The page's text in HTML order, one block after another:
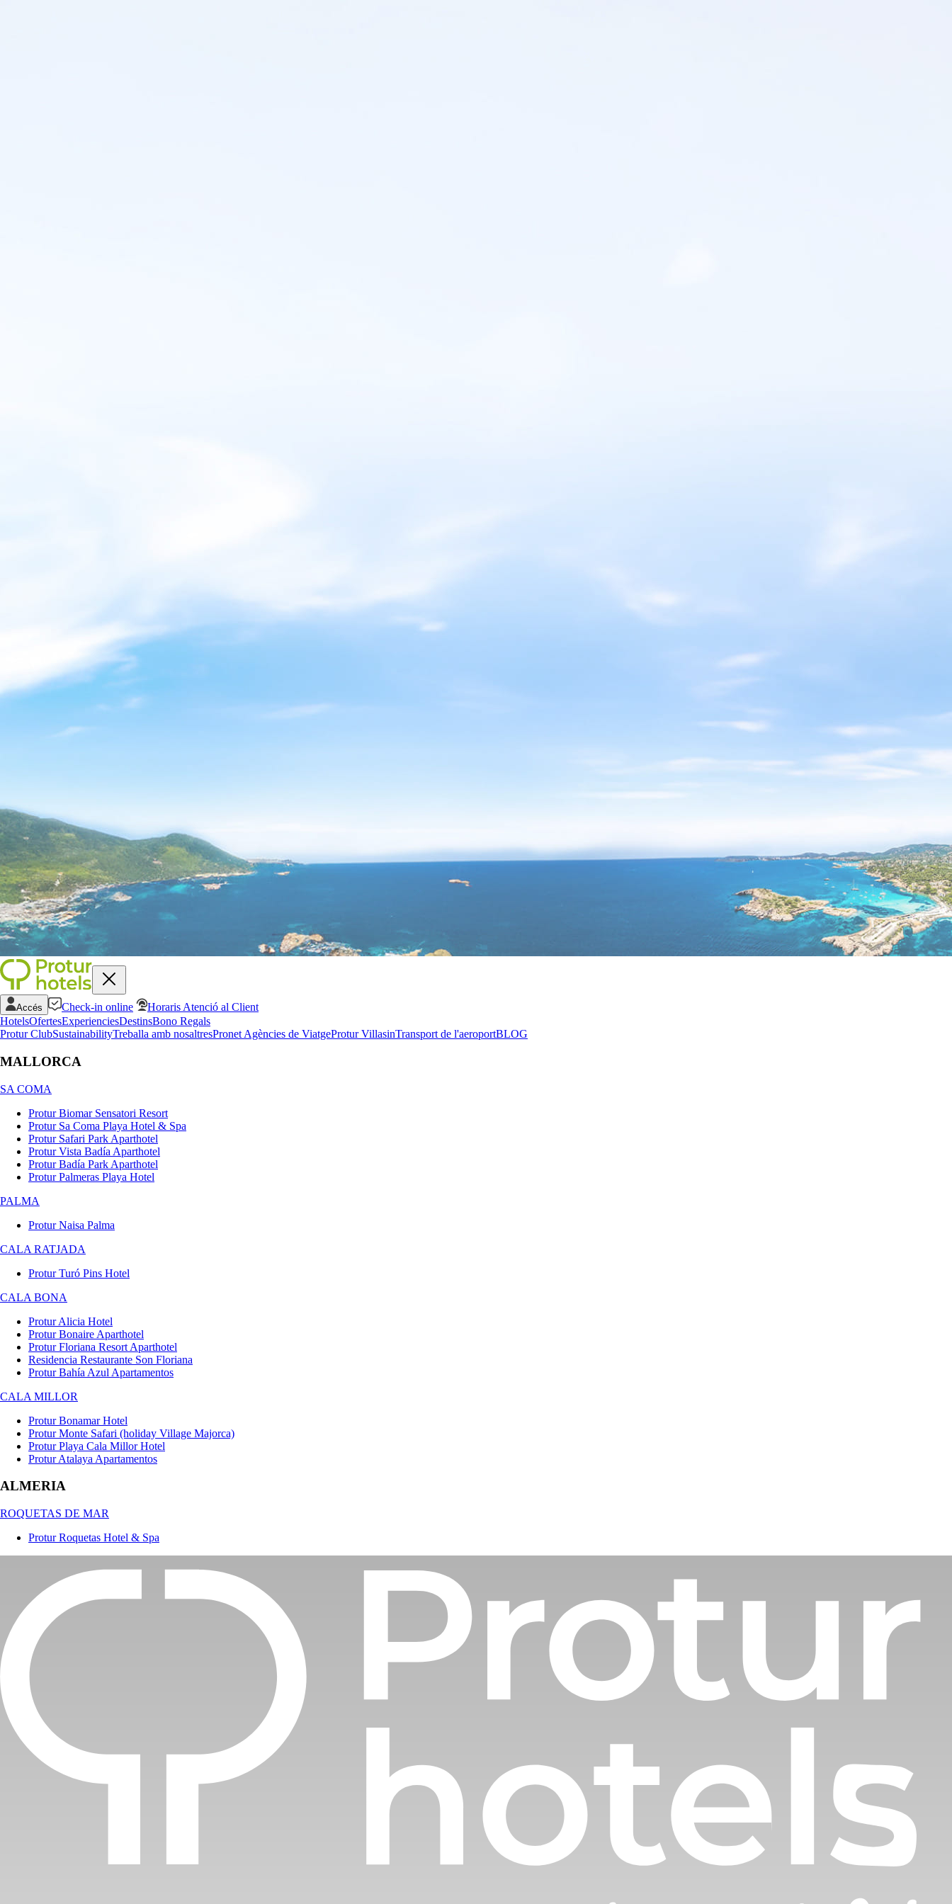
Accés Check-in online
Horaris Atenció al Client
HotelsOfertesExperienciesDestinsBono Regals
Protur ClubSustainabilityTreballa amb nosaltresPronet Agències de ViatgeProtur VillasinTransport de l'aeroportBLOG
MALLORCA
SA COMA
Protur Biomar Sensatori Resort
Protur Sa Coma Playa Hotel & Spa
Protur Safari Park Aparthotel
Protur Vista Badía Aparthotel
Protur Badía Park Aparthotel
Protur Palmeras Playa Hotel
PALMA
Protur Naisa Palma
CALA RATJADA
Protur Turó Pins Hotel
CALA BONA
Protur Alicia Hotel
Protur Bonaire Aparthotel
Protur Floriana Resort Aparthotel
Residencia Restaurante Son Floriana
Protur Bahía Azul Apartamentos
CALA MILLOR
Protur Bonamar Hotel
Protur Monte Safari (holiday Village Majorca)
Protur Playa Cala Millor Hotel
Protur Atalaya Apartamentos
ALMERIA
ROQUETAS DE MAR
Protur Roquetas Hotel & Spa